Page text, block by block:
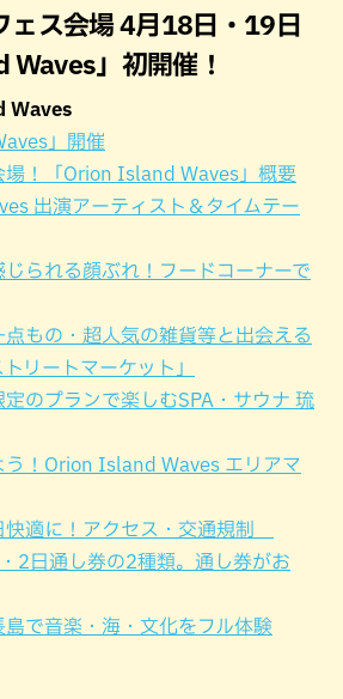
ェス会場 4月18日・19日
Waves」初開催！
Waves
」開催
場！「Orion Island Waves」概要
出演アーティスト＆タイムテー
じられる顔ぶれ！フードコーナーで
点もの・超人気の雑貨等と出会える
リートマーケット」
定のプランで楽しむSPA・サウナ 琉
う！Orion Island Waves エリアマ
快適に！アクセス・交通規制
2日通し券の2種類。通し券がお
島で音楽・海・文化をフル体験